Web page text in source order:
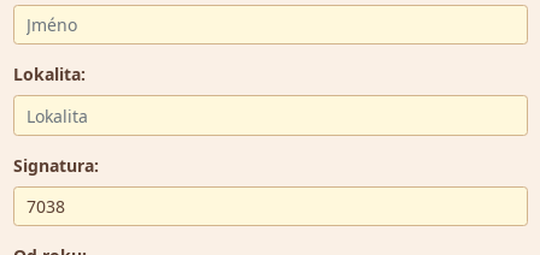
Lokalita:
Signatura: